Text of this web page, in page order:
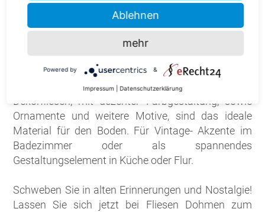
Fliesen im Shabby Chic Look - jetzt in
Herzogenrath!
Fliesen im Shabby Chic Look sind ein besonderer
Blickfang. Die zwanglose Gestaltung ist sehr
Dekorfliesen, mit dezenter Farbgestaltung, sowie
Ornamente und weitere Motive, sind das ideale
Material für den Boden. Für Vintage- Akzente im
Badezimmer oder als spannendes
Gestaltungselement in Küche oder Flur.
Schweben Sie in alten Erinnerungen und Nostalgie!
Lassen Sie sich jetzt bei Fliesen Dohmen zum
Ablehnen
mehr
Powered by &
Impressum Datenschutzerklärung